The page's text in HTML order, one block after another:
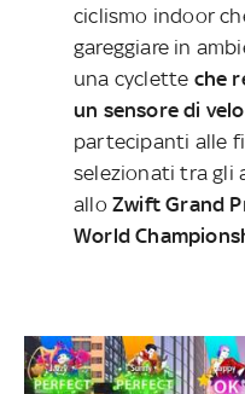
ciclismo indoor
gareggiare in
una cyclette che
un sensore di
partecipanti alle
selezionati tra gli
allo Zwift Grand
World